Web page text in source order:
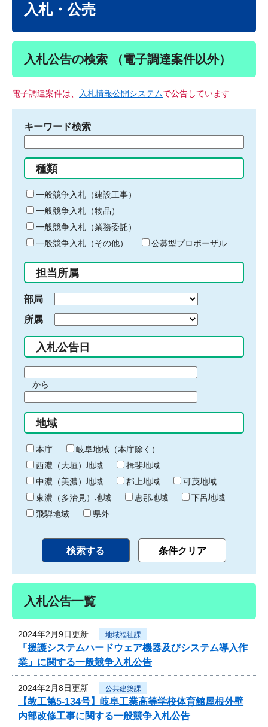
入札・公売
入札公告の検索 （電子調達案件以外）
電子調達案件は、 入札情報公開システムで公告しています
キーワード検索
る
キ
ー
ワ
ー
ド
入
力
種類
一般競争入札（建設工事）
一般競争入札（物品）
一般競争入札（業務委託）
一般競争入札（その他）
公募型プロポーザル
担当所属
部局
所属
入札公告日
間
始
り
から
間
終
わ
り
地域
本庁
岐阜地域（本庁除く）
西濃（大垣）地域
揖斐地域
中濃（美濃）地域
郡上地域
可茂地域
東濃（多治見）地域
恵那地域
下呂地域
飛騨地域
県外
入札公告一覧
2024年2月9日更新 地域福祉課
「援護システムハードウェア機器及びシステム導入作
業」に関する一般競争入札公告
2024年2月8日更新 公共建築課
【教工第5-134号】岐阜工業高等学校体育館屋根外壁
内部改修工事に関する一般競争入札公告